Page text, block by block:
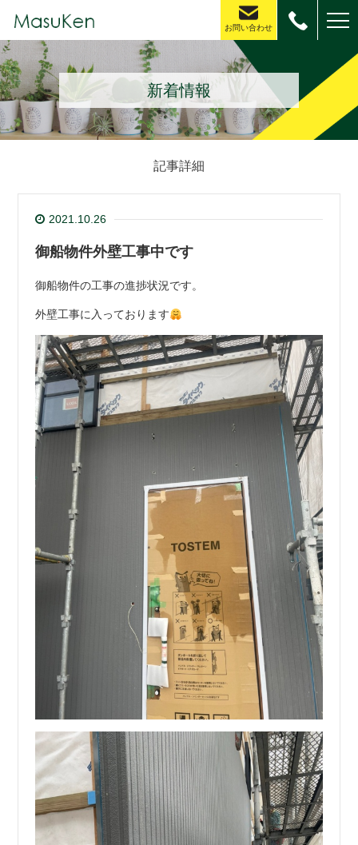
お問い合わせ
新着情報
記事詳細
2021.10.26
御船物件外壁工事中です
御船物件の工事の進捗状況です。
外壁工事に入っております